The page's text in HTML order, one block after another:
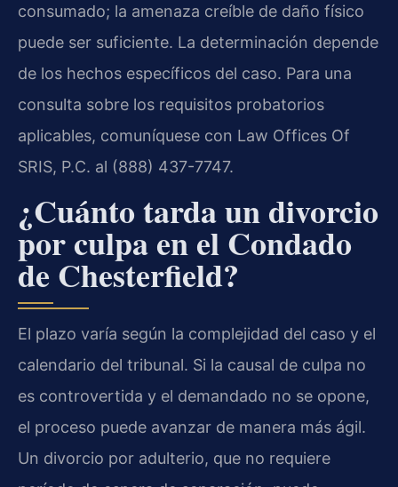
consumado; la amenaza creíble de daño físico
puede ser suficiente. La determinación depende
de los hechos específicos del caso. Para una
consulta sobre los requisitos probatorios
aplicables, comuníquese con Law Offices Of
SRIS, P.C. al (888) 437-7747.
¿Cuánto tarda un divorcio
por culpa en el Condado
de Chesterfield?
El plazo varía según la complejidad del caso y el
calendario del tribunal. Si la causal de culpa no
es controvertida y el demandado no se opone,
el proceso puede avanzar de manera más ágil.
Un divorcio por adulterio, que no requiere